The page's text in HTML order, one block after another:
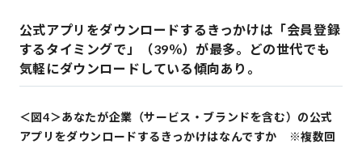
公式アプリをダウンロードするきっかけは「会員登録
するタイミングで」（39％）が最多。どの世代でも
気軽にダウンロードしている傾向あり。
＜図4＞あなたが企業（サービス・ブランドを含む）の公式
アプリをダウンロードするきっかけはなんですか ※複数回